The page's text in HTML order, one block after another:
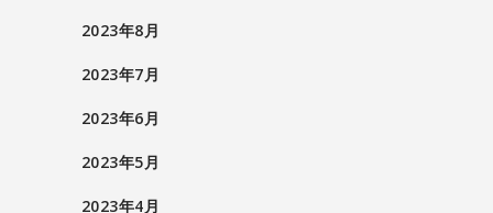
2023年8月
2023年7月
2023年6月
2023年5月
2023年4月